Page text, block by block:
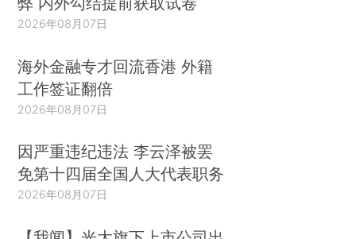
2026年08月07日
海外金融专才回流香港 外籍
工作签证翻倍
2026年08月07日
因严重违纪违法 李云泽被罢
免第十四届全国人大代表职务
2026年08月07日